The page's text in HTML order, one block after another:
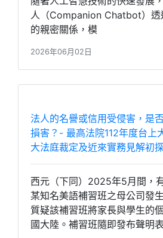
人（Companion Chatbot）透
的親密關係，模
2026年06月02日
法人的名譽或信用受侵害，是
損害？- 最高法院112年度台上
大法庭裁定及近來實務見解初
西元（下同）2025年5月間，
某知名美語補習班之母公司發
質疑該補習班將家長與學生的
國大陸。補習班隨即發布聲明